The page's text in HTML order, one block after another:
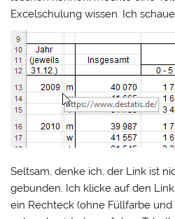
Excelschulung wissen. Ich
Seltsam, denke ich, der Link ist
gebunden. Ich klicke auf den
ein Rechteck (ohne Füllfarbe